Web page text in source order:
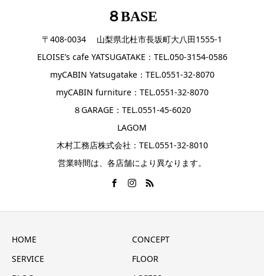
８BASE
〒408-0034 山梨県北杜市長坂町大八田1555-1
ELOISE’s cafe YATSUGATAKE：TEL.050-3154-0586
myCABIN Yatsugatake：TEL.0551-32-8070
myCABIN furniture：TEL.0551-32-8070
８GARAGE：TEL.0551-45-6020
LAGOM
木村工務店株式会社：TEL.0551-32-8010
営業時間は、各店舗により異なります。
HOME
CONCEPT
SERVICE
FLOOR